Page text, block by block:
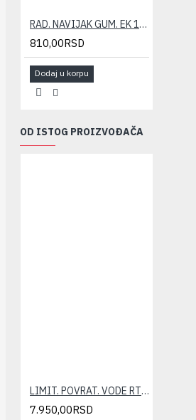
RAD. NAVIJAK GUM. EK 1/2" HERZ
810,00RSD
Dodaj u korpu
OD ISTOG PROIZVOĐAČA
LIMIT. POVRAT. VODE RTL 1/2" PRAVI HEIMEIER
7.950,00RSD